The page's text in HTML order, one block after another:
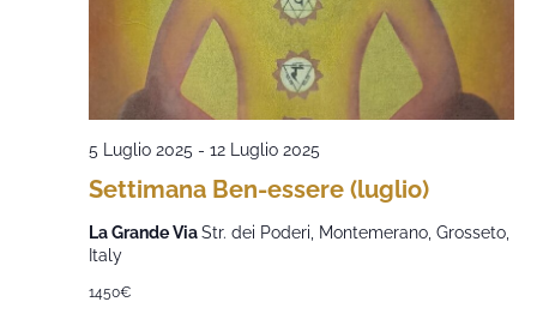
Settimana Ben-essere (luglio)
5 Luglio 2025 - 12 Luglio 2025
La Grande ViaStr. dei Poderi, Montemerano, Grosseto,
Italy
1450€